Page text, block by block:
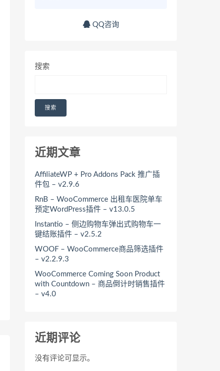
QQ咨询
搜索
搜索
近期文章
AffiliateWP + Pro Addons Pack 推广插
件包 – v2.9.6
RnB – WooCommerce 出租车医院单车
预定WordPress插件 – v13.0.5
Instantio – 侧边购物车弹出式购物车一
键结账插件 – v2.5.2
WOOF – WooCommerce商品筛选插件
– v2.2.9.3
WooCommerce Coming Soon Product
with Countdown – 商品倒计时销售插件
– v4.0
近期评论
没有评论可显示。